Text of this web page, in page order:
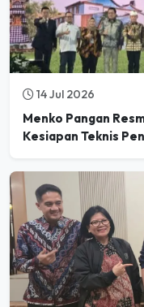
14 Jul 2026
Menko Pangan
Kesiapan Teknis